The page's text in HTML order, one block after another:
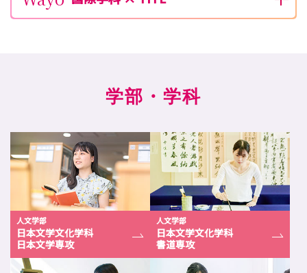
学部 ・学科
人文学部
日本文学文化学科
日本文学専攻
人文学部
日本文学文化学科
書道専攻